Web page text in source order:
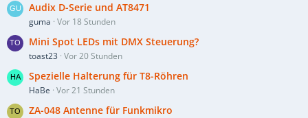
Audix D-Serie und AT8471
guma Vor 18 Stunden
Mini Spot LEDs mit DMX Steuerung?
toast23 Vor 20 Stunden
Spezielle Halterung für T8-Röhren
HaBe Vor 21 Stunden
ZA-048 Antenne für Funkmikro